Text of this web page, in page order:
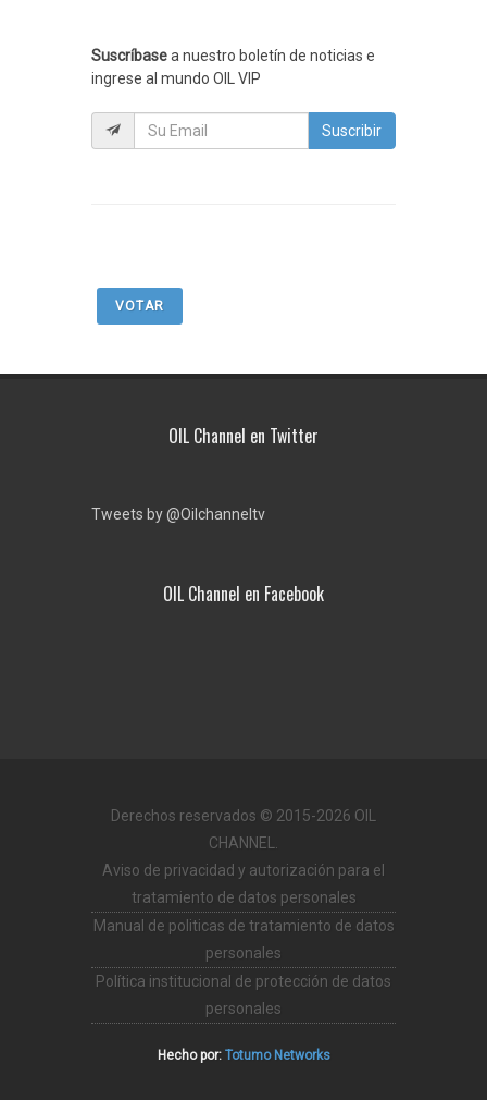
Suscríbasea nuestro boletín de noticias e
ingrese al mundo OIL VIP
Suscribir
VOTAR
OIL Channel en Twitter
Tweets by @Oilchanneltv
OIL Channel en Facebook
Derechos reservados © 2015-2026 OIL
CHANNEL.
Aviso de privacidad y autorización para el
tratamiento de datos personales
Manual de politicas de tratamiento de datos
personales
Política institucional de protección de datos
personales
Hecho por: Totumo Networks